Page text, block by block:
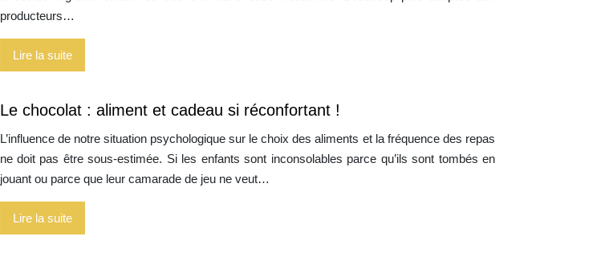
producteurs…
Lire la suite
Le chocolat : aliment et cadeau si réconfortant !
L’influence de notre situation psychologique sur le choix des aliments et la fréquence des repas
ne doit pas être sous-estimée. Si les enfants sont inconsolables parce qu’ils sont tombés en
jouant ou parce que leur camarade de jeu ne veut…
Lire la suite